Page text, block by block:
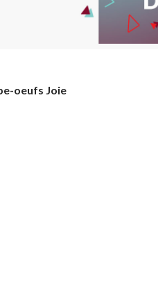
oeufs Joie